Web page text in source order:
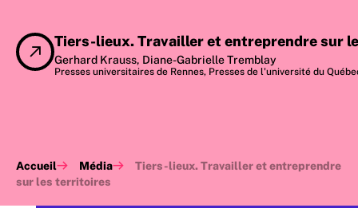
Tiers-lieux. Travailler et entreprendre sur
Gerhard Krauss, Diane-Gabrielle Tremblay
Presses universitaires de Rennes, Presses de l'université du
Accueil Média
Tiers-lieux. Travailler et entreprendre
sur les territoires